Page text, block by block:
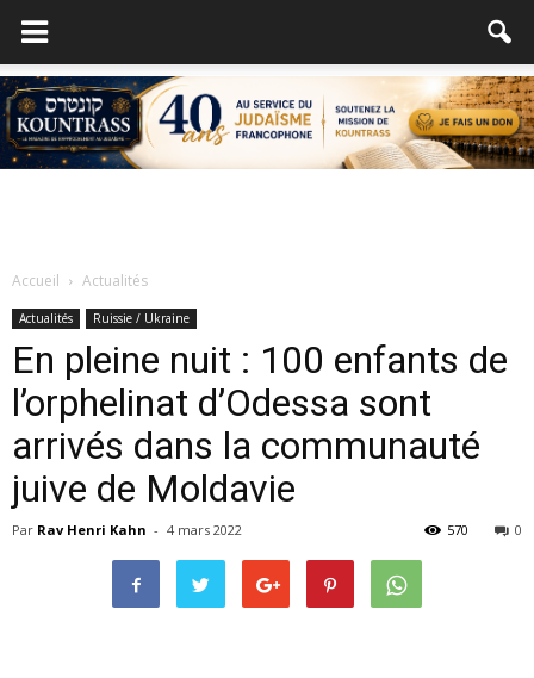
Accueil Actualités
Actualités Ruissie / Ukraine
En pleine nuit : 100 enfants de
l’orphelinat d’Odessa sont
arrivés dans la communauté
juive de Moldavie
Par Rav Henri Kahn - 4 mars 2022 0
570